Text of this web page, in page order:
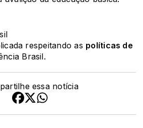
respeitando as políticas de
Brasil.
essa notícia